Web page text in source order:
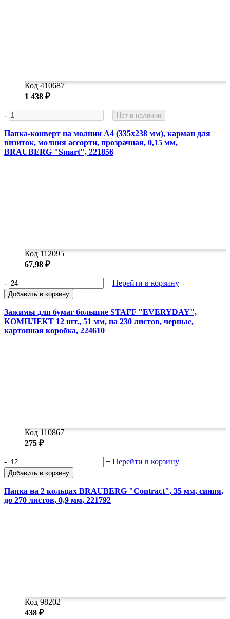
Код 410687
1 438 ₽
- + Нет в наличии
Папка-конверт на молнии А4 (335х238 мм), карман для
визиток, молния ассорти, прозрачная, 0,15 мм,
BRAUBERG "Smart", 221856
Код 112095
67,98 ₽
- + Перейти в корзину
Добавить в корзину
Зажимы для бумаг большие STAFF "EVERYDAY",
КОМПЛЕКТ 12 шт., 51 мм, на 230 листов, черные,
картонная коробка, 224610
Код 110867
275 ₽
- + Перейти в корзину
Добавить в корзину
Папка на 2 кольцах BRAUBERG "Contract", 35 мм, синяя,
до 270 листов, 0,9 мм, 221792
Код 98202
438 ₽